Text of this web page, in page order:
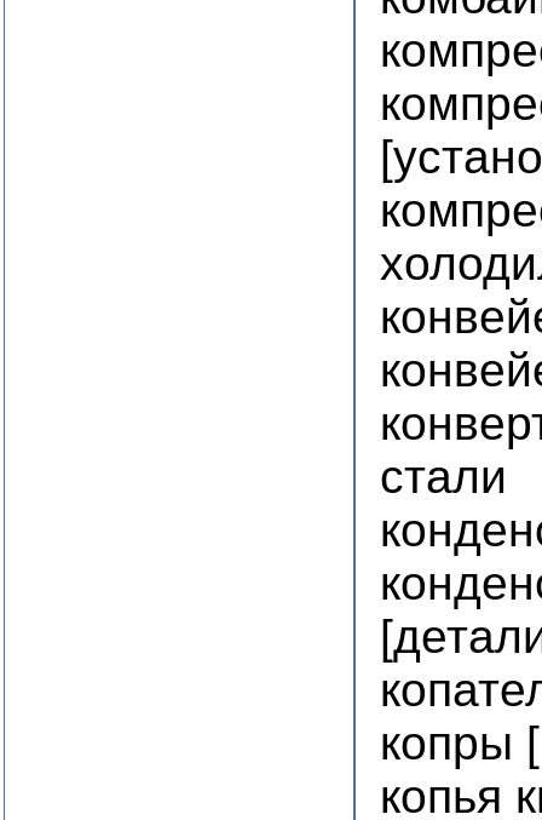
стали
копры
копья